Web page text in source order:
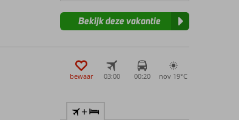
Bekijk deze vakantie
bewaar 03:00 00:20 nov 19°C
+